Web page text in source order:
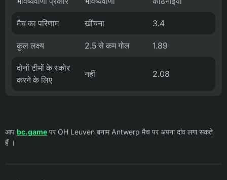
मैच का परिणाम खींचना 3.4
कुल लक्ष्य 2.5 से कम गोल 1.89
दोनों टीमों के स्कोर
करने के लिए
नहीं 2.08
आप bc.game पर OH Leuven बनाम Antwerp मैच पर अपना दांव लगा सकते
हैं ।